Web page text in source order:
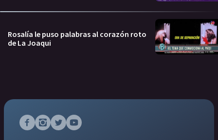
Rosalía le puso palabras al corazón roto
de La Joaqui